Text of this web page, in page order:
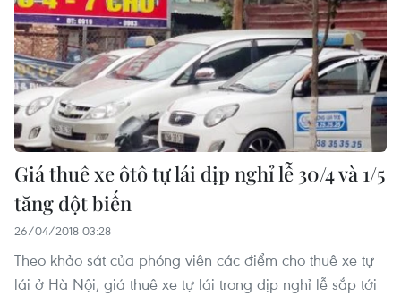
Giá thuê xe ôtô tự lái dịp nghỉ lễ 30/4 và 1/5
tăng đột biến
26/04/2018 03:28
Theo khảo sát của phóng viên các điểm cho thuê xe tự
lái ở Hà Nội, giá thuê xe tự lái trong dịp nghỉ lễ sắp tới